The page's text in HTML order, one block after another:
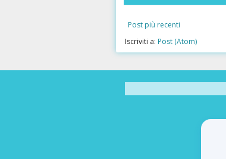
Post più recenti
Iscriviti a: Post (Atom)